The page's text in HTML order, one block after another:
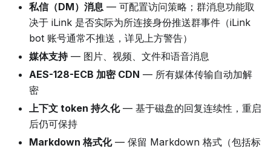
私信（DM）消息 — 可配置访问策略；群消息功能取
决于 iLink 是否实际为所连接身份推送群事件（iLink
bot 账号通常不推送，详见上方警告）
媒体支持— 图片、视频、文件和语音消息
AES-128-ECB 加密 CDN — 所有媒体传输自动加解
密
上下文 token 持久化— 基于磁盘的回复连续性，重启
后仍可保持
Markdown 格式化— 保留 Markdown 格式（包括标